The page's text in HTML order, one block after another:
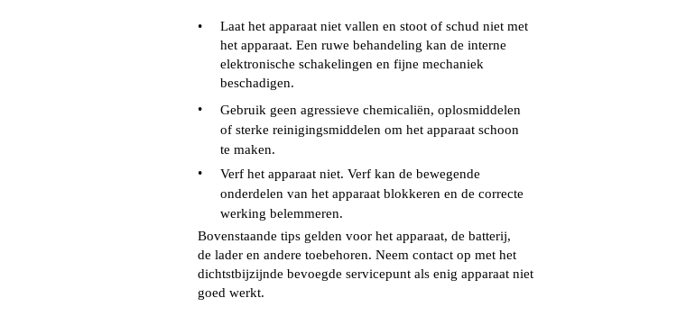
•
Laat het apparaat niet vallen en stoot of schud niet met
het apparaat. Een ruwe behandeling kan de interne
elektronische schakelingen en fijne mechaniek
beschadigen.
•
Gebruik geen agressieve chemicaliën, oplosmiddelen
of sterke reinigingsmiddelen om het apparaat schoon
te maken.
•
Verf het apparaat niet. Verf kan de bewegende
onderdelen van het apparaat blokkeren en de correcte
werking belemmeren.
Bovenstaande tips gelden voor het apparaat, de batterij,
de lader en andere toebehoren. Neem contact op met het
dichtstbijzijnde bevoegde servicepunt als enig apparaat niet
goed werkt.